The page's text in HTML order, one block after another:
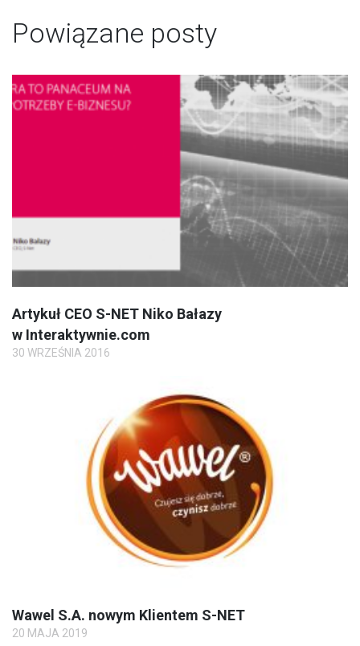
Powiązane posty
Artykuł CEO S-NET Niko Bałazy
w Interaktywnie.com
30 WRZEŚNIA 2016
Wawel S.A. nowym Klientem S-NET
20 MAJA 2019